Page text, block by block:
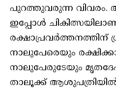
പുറത്തുവരുന്ന വിവരം.
ഇപ്പോള്‍
രക്ഷാപ്രവര്‍ത്തനത്തിന്
നാലുപേരെയും
നാലുപേരുടേയും
താലൂക്ക്